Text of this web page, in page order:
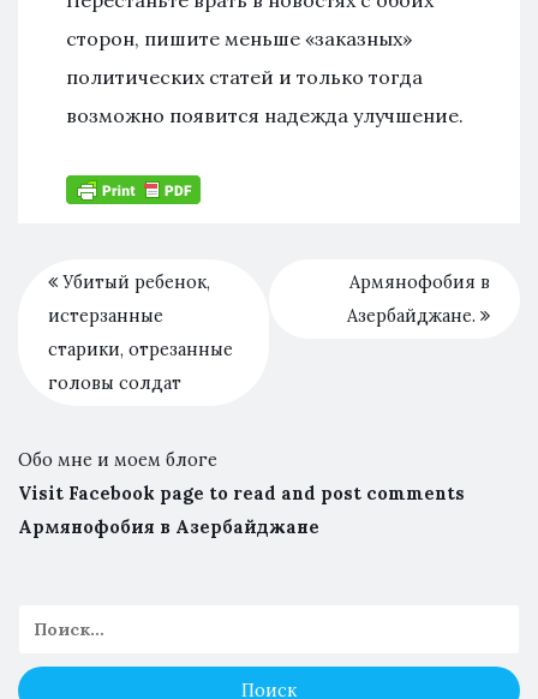
сторон, пишите меньше «заказных»
политических статей и только тогда
возможно появится надежда улучшение.
Убитый ребенок,
истерзанные
старики, отрезанные
головы солдат
Армянофобия в
Азербайджане.
Обо мне и моем блоге
Visit Facebook page to read and post comments
Армянофобия в Азербайджане